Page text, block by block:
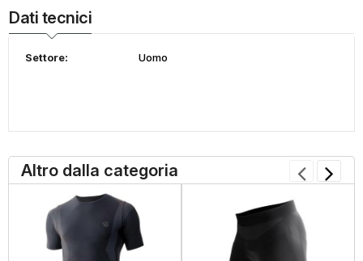
Dati tecnici
Settore: Uomo
Altro dalla categoria